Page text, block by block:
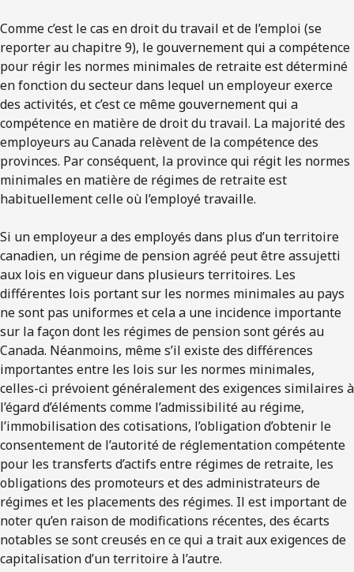
Comme c’est le cas en droit du travail et de l’emploi (se
reporter au chapitre 9), le gouvernement qui a compétence
pour régir les normes minimales de retraite est déterminé
en fonction du secteur dans lequel un employeur exerce
des activités, et c’est ce même gouvernement qui a
compétence en matière de droit du travail. La majorité des
employeurs au Canada relèvent de la compétence des
provinces. Par conséquent, la province qui régit les normes
minimales en matière de régimes de retraite est
habituellement celle où l’employé travaille.
Si un employeur a des employés dans plus d’un territoire
canadien, un régime de pension agréé peut être assujetti
aux lois en vigueur dans plusieurs territoires. Les
différentes lois portant sur les normes minimales au pays
ne sont pas uniformes et cela a une incidence importante
sur la façon dont les régimes de pension sont gérés au
Canada. Néanmoins, même s’il existe des différences
importantes entre les lois sur les normes minimales,
celles-ci prévoient généralement des exigences similaires à
l’égard d’éléments comme l’admissibilité au régime,
l’immobilisation des cotisations, l’obligation d’obtenir le
consentement de l’autorité de réglementation compétente
pour les transferts d’actifs entre régimes de retraite, les
obligations des promoteurs et des administrateurs de
régimes et les placements des régimes. Il est important de
noter qu’en raison de modifications récentes, des écarts
notables se sont creusés en ce qui a trait aux exigences de
capitalisation d’un territoire à l’autre.